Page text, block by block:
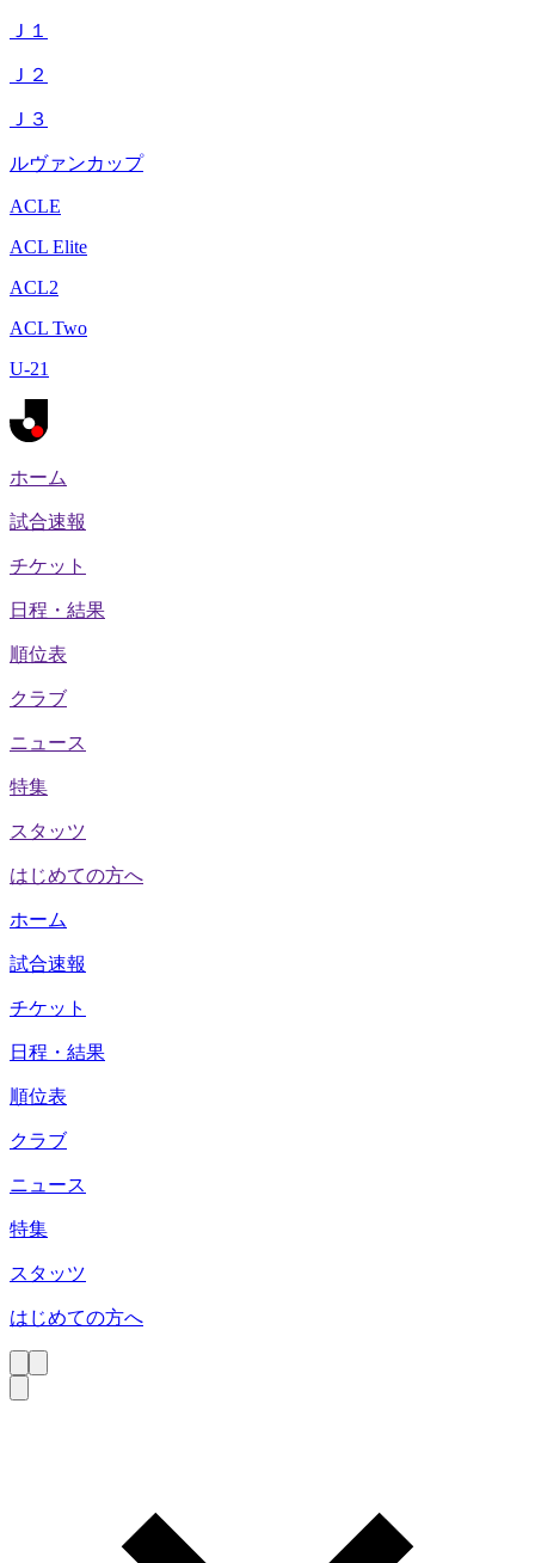
Ｊ１
Ｊ２
Ｊ３
ルヴァンカップ
ACLE
ACL Elite
ACL2
ACL Two
U-21
ホーム
試合速報
チケット
日程・結果
順位表
クラブ
ニュース
特集
スタッツ
はじめての方へ
ホーム
試合速報
チケット
日程・結果
順位表
クラブ
ニュース
特集
スタッツ
はじめての方へ